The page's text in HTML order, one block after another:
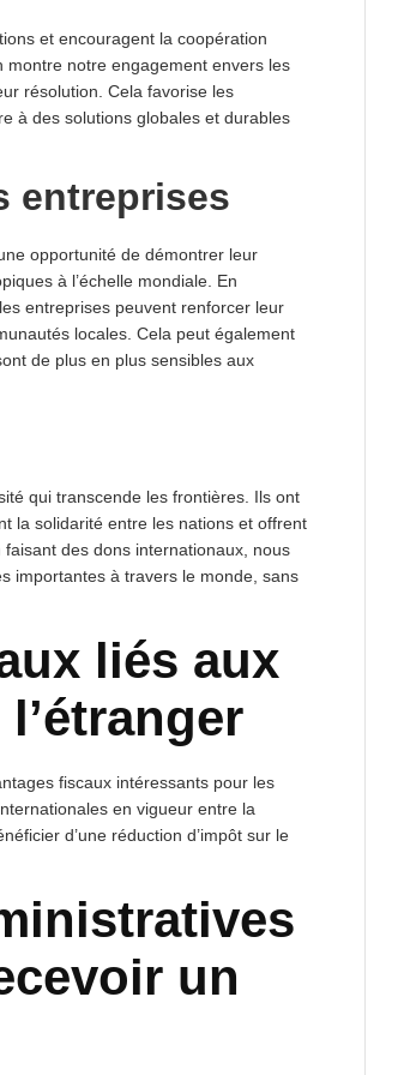
et encouragent la coopération
montre notre engagement envers les
résolution. Cela favorise les
à des solutions globales et durables
entreprises
opportunité de démontrer leur
à l’échelle mondiale. En
entreprises peuvent renforcer leur
locales. Cela peut également
de plus en plus sensibles aux
qui transcende les frontières. Ils ont
la solidarité entre les nations et offrent
des dons internationaux, nous
importantes à travers le monde, sans
liés aux
fiscaux intéressants pour les
en vigueur entre la
d’une réduction d’impôt sur le
un